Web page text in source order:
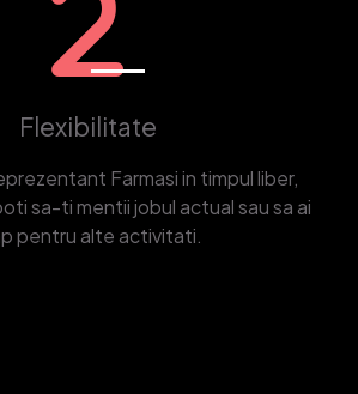
Flexibilitate
Farmasi in timpul liber,
sa-ti mentii jobul actual sau sa ai
pentru alte activitati.